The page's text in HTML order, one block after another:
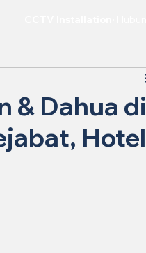
& Dahua di
Hotel